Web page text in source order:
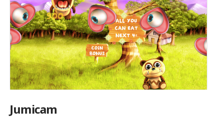
Jumicam